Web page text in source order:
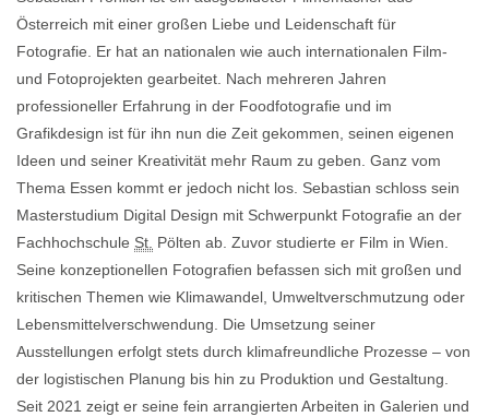
Österreich mit einer großen Liebe und Leidenschaft für
Fotografie. Er hat an nationalen wie auch internationalen Film-
und Fotoprojekten gearbeitet. Nach mehreren Jahren
professioneller Erfahrung in der Foodfotografie und im
Grafikdesign ist für ihn nun die Zeit gekommen, seinen eigenen
Ideen und seiner Kreativität mehr Raum zu geben. Ganz vom
Thema Essen kommt er jedoch nicht los. Sebastian schloss sein
Masterstudium Digital Design mit Schwerpunkt Fotografie an der
Fachhochschule St. Pölten ab. Zuvor studierte er Film in Wien.
Seine konzeptionellen Fotografien befassen sich mit großen und
kritischen Themen wie Klimawandel, Umweltverschmutzung oder
Lebensmittelverschwendung. Die Umsetzung seiner
Ausstellungen erfolgt stets durch klimafreundliche Prozesse – von
der logistischen Planung bis hin zu Produktion und Gestaltung.
Seit 2021 zeigt er seine fein arrangierten Arbeiten in Galerien und